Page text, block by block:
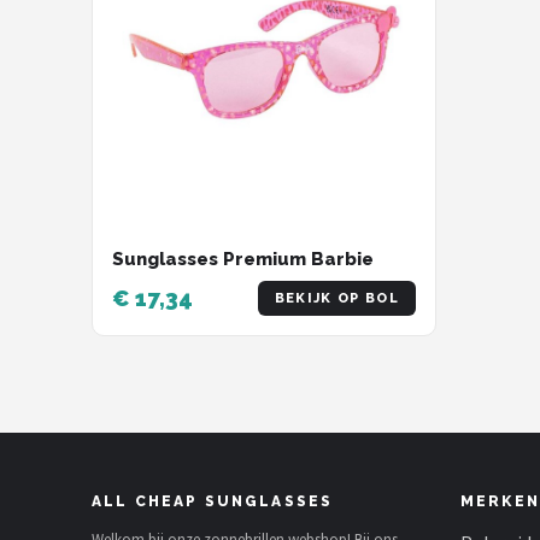
Sunglasses Premium Barbie
€ 17,34 BEKIJK OP BOL
ALL CHEAP SUNGLASSES MERKEN